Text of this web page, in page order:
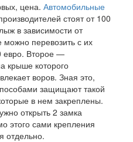
цена. Автомобильные
стоят от 100
в зависимости от
можно перевозить с их
евро. Второе —
крыше которого
воров. Зная это,
защищают такой
в нем закреплены.
открыть 2 замка
этого сами крепления
отдельно.